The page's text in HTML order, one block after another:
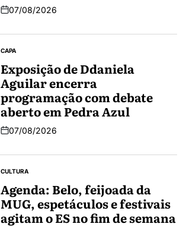
07/08/2026
CAPA
Exposição de Ddaniela
Aguilar encerra
programação com debate
aberto em Pedra Azul
07/08/2026
CULTURA
Agenda: Belo, feijoada da
MUG, espetáculos e festivais
agitam o ES no fim de semana